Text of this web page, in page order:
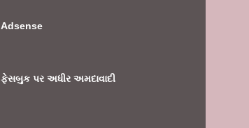
Adsense
ફેસબુક પર અધીર અમદાવાદી